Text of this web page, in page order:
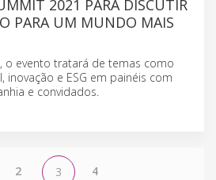
2021 PARA DISCUTIR
PARA UM MUNDO MAIS
o evento tratará de temas como
inovação e ESG em painéis com
e convidados.
2 3 4